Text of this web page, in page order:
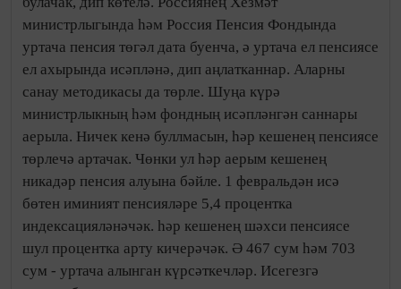
министрлыгында һәм Россия Пенсия Фондында
уртача пенсия төгәл дата буенча, ә уртача ел пенсиясе
ел ахырында исәпләнә, дип аңлатканнар. Аларны
санау методикасы да төрле. Шуңа күрә
министрлыкның һәм фондның исәпләнгән саннары
аерыла. Ничек кенә буллмасын, һәр кешенең пенсиясе
төрлечә артачак. Чөнки ул һәр аерым кешенең
никадәр пенсия алуына бәйле. 1 февральдән исә
бөтен иминият пенсияләре 5,4 процентка
индексацияләнәчәк. һәр кешенең шәхси пенсиясе
шул процентка арту кичерәчәк. Ә 467 сум һәм 703
сум - уртача алынган күрсәткечләр. Исегезгә